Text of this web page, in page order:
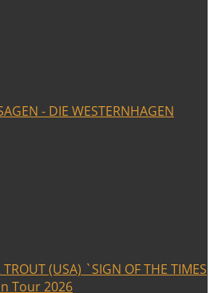
- DIE WESTERNHAGEN
TROUT (USA) `SIGN OF THE TIMES
Tour 2026